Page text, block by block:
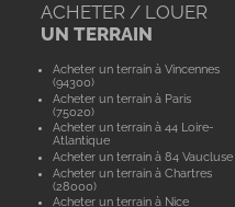
ACHETER / LOUER
UN TERRAIN
Acheter un terrain à Vincennes
(94300)
Acheter un terrain à Paris
(75020)
Acheter un terrain à 44 Loire-
Atlantique
Acheter un terrain à 84 Vaucluse
Acheter un terrain à Chartres
(28000)
Acheter un terrain à Nice